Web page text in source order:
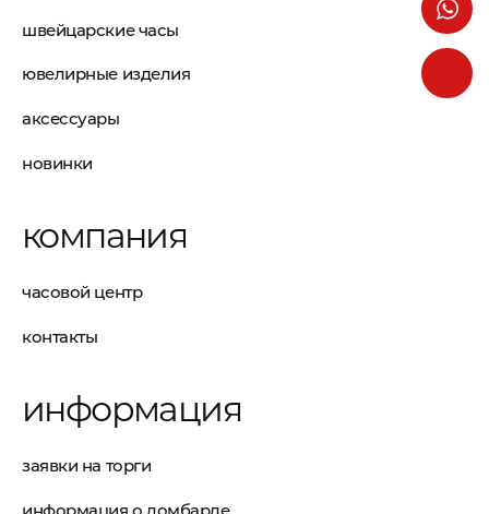
швейцарские часы
ювелирные изделия
аксессуары
новинки
компания
часовой центр
контакты
информация
заявки на торги